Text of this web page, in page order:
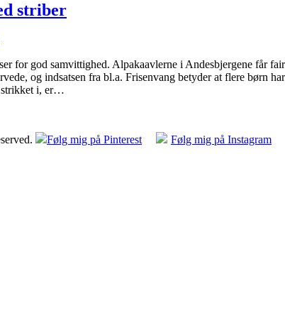
striber
for god samvittighed. Alpakaavlerne i Andesbjergene får
og indsatsen fra bl.a. Frisenvang betyder at flere børn
strikket i, er…
Følg mig på Pinterest Følg mig på Instagram